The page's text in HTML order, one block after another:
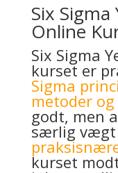
Six
Online
Six Sigma
kurset er
Sigma
metoder
godt, men
særlig vægt
kurset